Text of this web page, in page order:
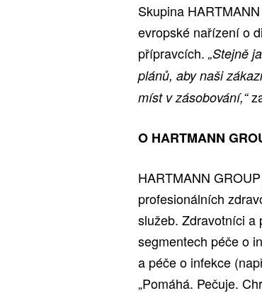
Skupina
evropské nařízení o
přípravcích. „Stejně
plánů, aby naši
míst v zásobování,“
O HARTMANN
HARTMANN
profesionálních
služeb. Zdravotníci a
segmentech péče o
a péče o infekce
„Pomáhá. Pečuje.